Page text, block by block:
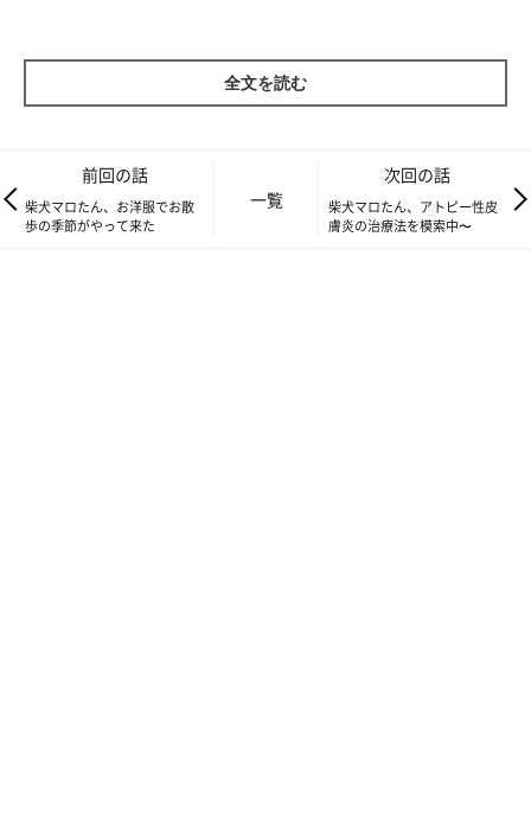
全文を読む
前回の話
柴犬マロたん、お洋服でお散
歩の季節がやって来た
一覧
次回の話
柴犬マロたん、アトピー性皮
膚炎の治療法を模索中〜